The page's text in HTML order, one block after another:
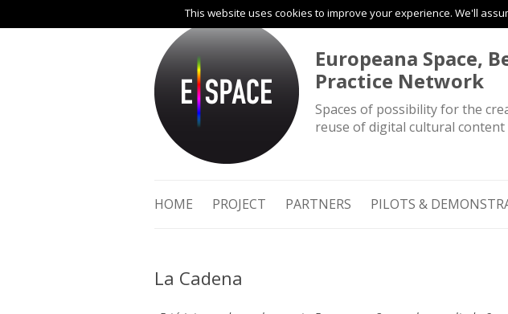
Europeana Space,
Practice Network
Spaces of possibility for the
reuse of digital cultural content
HOME PROJECT PARTNERS PILOTS &
La Cadena
This website uses cookies to improve your experience. We'll